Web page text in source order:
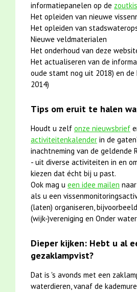
informatiepanelen op de
Het opleiden van nieuwe
Het opleiden van
Nieuwe veldmaterialen
Het onderhoud van deze
Het actualiseren van de
oude stamt nog uit 2018) en
2014)
Tips om eruit te halen
Houdt u zelf onze nieuwsbrief
activiteitenkalender in de
inachtneming van de geldende
- uit diverse activiteiten in en
kiezen dat écht bij u past.
Ook mag u een idee mailen
als u een
(laten) organiseren,
(wijk-)vereniging en Onder
Dieper kijken: Hebt u al
gezaklampvist?
Dat is 's avonds met een
waterdieren, vanaf de